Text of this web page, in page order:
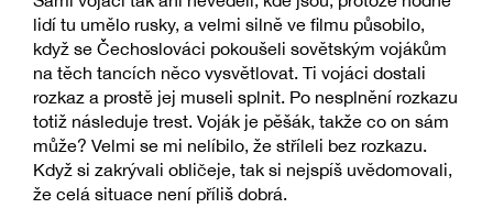
lidí tu umělo rusky, a velmi silně ve filmu působilo,
když se Čechoslováci pokoušeli sovětským vojákům
na těch tancích něco vysvětlovat. Ti vojáci dostali
rozkaz a prostě jej museli splnit. Po nesplnění rozkazu
totiž následuje trest. Voják je pěšák, takže co on sám
může? Velmi se mi nelíbilo, že stříleli bez rozkazu.
Když si zakrývali obličeje, tak si nejspíš uvědomovali,
že celá situace není příliš dobrá.